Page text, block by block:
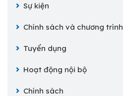
Sự kiện
Chính sách và chương trình
Tuyển dụng
Hoạt động nội bộ
Chính sách